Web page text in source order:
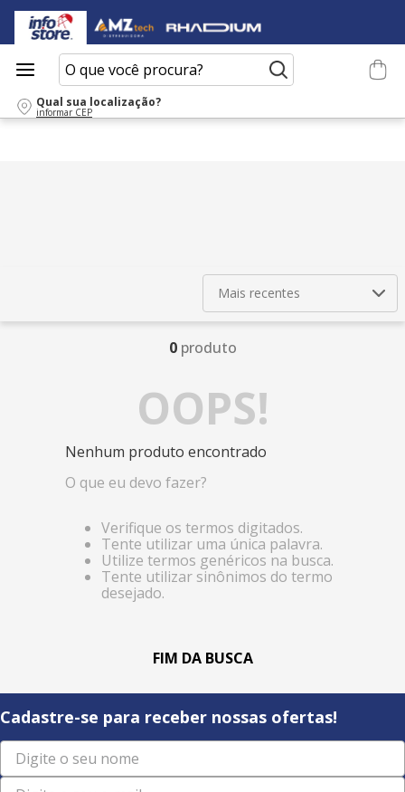
O que você procura?
Qual sua localização?
informar CEP
Mais recentes
0 produto
OOPS!
Nenhum produto encontrado
O que eu devo fazer?
Verifique os termos digitados.
Tente utilizar uma única palavra.
Utilize termos genéricos na busca.
Tente utilizar sinônimos do termo
desejado.
Cadastre-se para receber nossas ofertas!